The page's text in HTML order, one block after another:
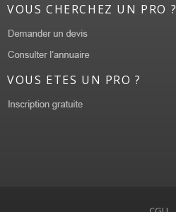
VOUS CHERCHEZ UN PRO ?
VOUS ETES UN PRO ?